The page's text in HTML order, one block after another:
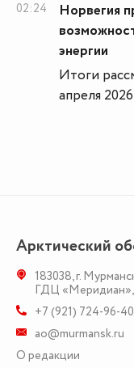
02:24
Норвегия
энергии
Итоги
апреля
Арктический
183038,г.
ГДЦ
+7 (921) 724-96-40
ao@murmansk.ru
О редакции